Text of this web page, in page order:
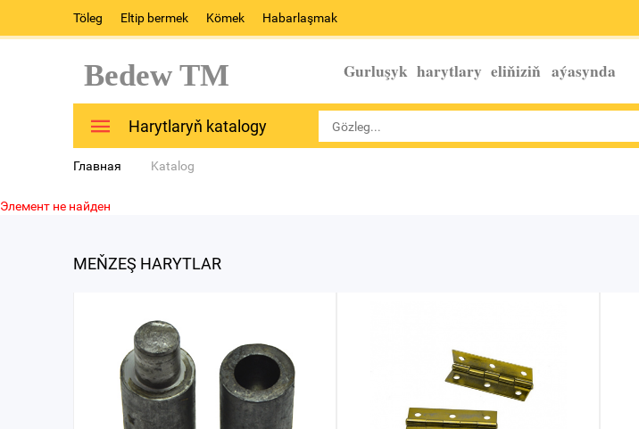
Töleg Eltip bermek Kömek Habarlaşmak
Bedew TM Gurluşyk harytlary eliňiziň aýasynda
Harytlaryň katalogy
Главная Katalog
Элемент не найден
MEŇZEŞ HARYTLAR